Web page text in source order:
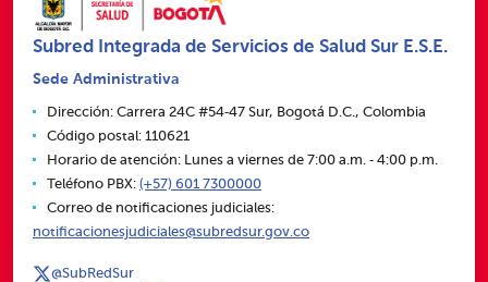
Subred Integrada de Servicios de Salud Sur E.S.E.
Sede Administrativa
Dirección: Carrera 24C #54‑47 Sur, Bogotá D.C., Colombia
Código postal: 110621
Horario de atención: Lunes a viernes de 7:00 a.m. ‑ 4:00 p.m.
Teléfono PBX: (+57) 601 7300000
Correo de notificaciones judiciales:
notificacionesjudiciales@subredsur.gov.co
@SubRedSur